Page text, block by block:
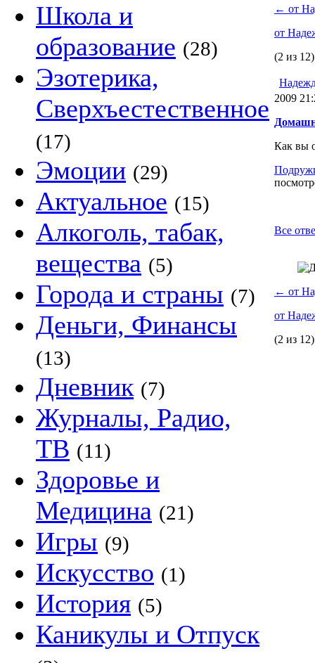
Школа и
образование (28)
Эзотерика,
Сверхъестественное
(17)
Эмоции (29)
Актуальное (15)
Алкоголь, табак,
вещества (5)
Города и страны (7)
Деньги, Финансы
(13)
Дневник (7)
Журналы, Радио,
ТВ (11)
Здоровье и
Медицина (21)
Игры (9)
Искусство (1)
История (5)
Каникулы и Отпуск
← от
от
(2 из 12)
2009
Как вы
Все
← от
от
(2 из 12)